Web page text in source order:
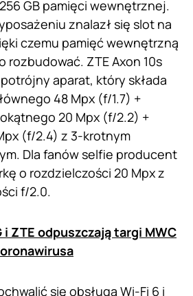
GB pamięci wewnętrznej.
znalazł się slot na
czemu pamięć wewnętrzną
rozbudować. ZTE Axon 10s
aparat, który składa
48 Mpx (f/1.7) +
20 Mpx (f/2.2) +
(f/2.4) z 3-krotnym
Dla fanów selfie producent
o rozdzielczości 20 Mpx z
f/2.0.
i ZTE odpuszczają targi MWC
się obsługą Wi-Fi 6 i